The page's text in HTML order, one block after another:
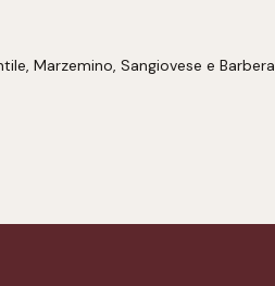
Marzemino, Sangiovese e Barbera